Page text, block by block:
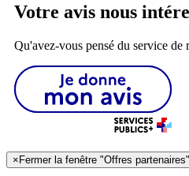
Votre avis nous
Qu'avez-vous pensé du service de
×Fermer la fenêtre "Offres partenaires"